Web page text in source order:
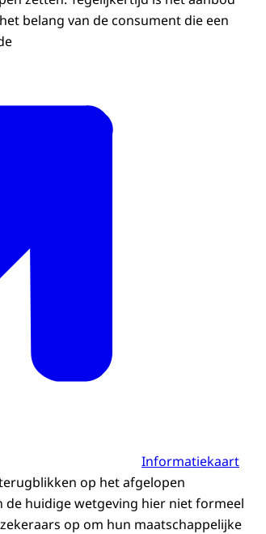
belang van de consument die een
Informatiekaart
op het afgelopen
de huidige wetgeving hier niet formeel
op om hun maatschappelijke